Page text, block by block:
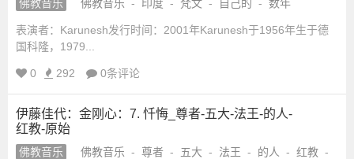
佛教音乐 佛教音乐 - 印度 - 梵文 - 自己的 - 数年
表演者：Karunesh发行时间：2001年Karunesh于1956年生于德
国科隆，1979...
0 292 0条评论
伊藤佳代：金刚心：7. 忏悔_尊者-五大-法王-的人-
红教-原始
佛教音乐 佛教音乐 - 尊者 - 五大 - 法王 - 的人 - 红教 -